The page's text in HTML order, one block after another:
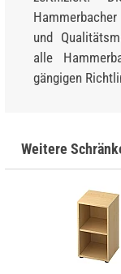
und
alle
gängigen
Weitere